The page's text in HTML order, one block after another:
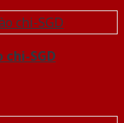
chi-SGD